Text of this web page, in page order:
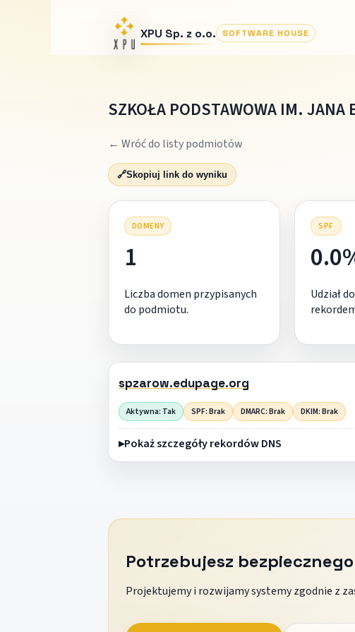
XPU Sp. z o.o. SOFTWARE HOUSE
SZKOŁA PODSTAWOWA IM. JANA
← Wróć do listy podmiotów
🔗Skopiuj link do wyniku
DOMENY
1
Liczba domen przypisanych
do podmiotu.
SPF
Udział
spzarow.edupage.org
Aktywna: Tak SPF: Brak DMARC: Brak DKIM: Brak
Pokaż szczegóły rekordów DNS
Potrzebujesz
Projektujemy i rozwijamy systemy zgodnie z